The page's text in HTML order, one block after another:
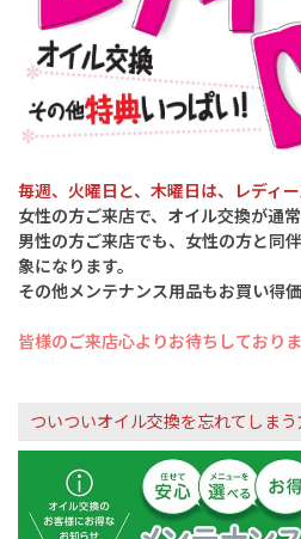
毎週、火曜日と、木曜日は、レディ
女性の方ご来店で、オイル交換が通
男性の方ご来店でも、女性の方と同
象になります。
その他メンテナンス用品もお買い得
皆様のご来店心よりお待ちしておりま
ついついオイル交換を忘れてしま